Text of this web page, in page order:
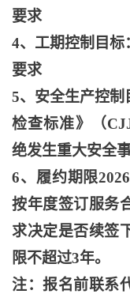
要求
4、工期控制目标
要求
5、安全生产控
检查标准》（
绝发生重大安全事
6、履约期限
按年度签订服务
求决定是否续签
限不超过3年。
注：报名前联系